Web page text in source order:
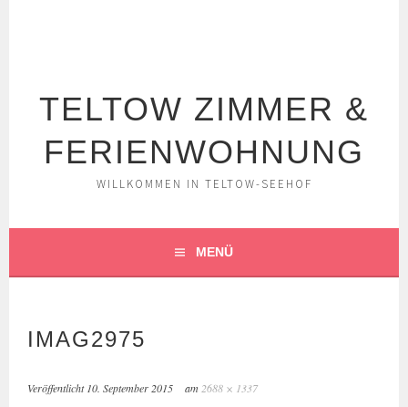
TELTOW ZIMMER &
FERIENWOHNUNG
WILLKOMMEN IN TELTOW-SEEHOF
MENÜ
IMAG2975
Veröffentlicht 10. September 2015 am 2688 × 1337